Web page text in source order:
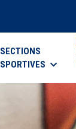
SECTIONS
SPORTIVES